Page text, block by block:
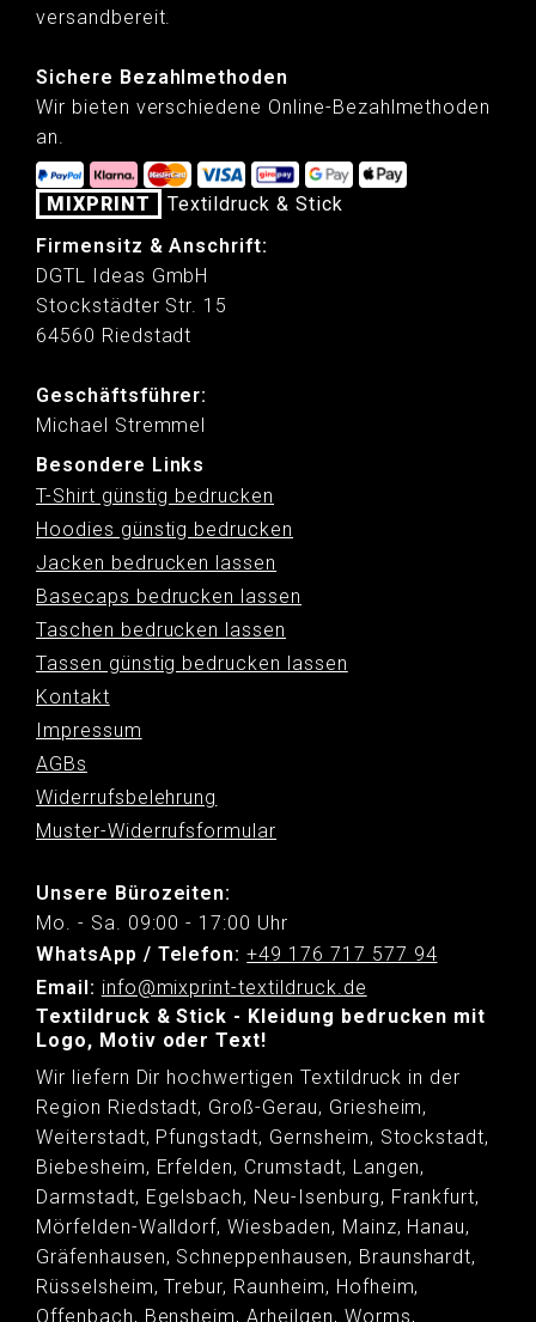
versandbereit.
Sichere Bezahlmethoden
Wir bieten verschiedene Online-Bezahlmethoden
an.
MIXPRINT
Textildruck & Stick
Firmensitz & Anschrift:
DGTL Ideas GmbH
Stockstädter Str. 15
64560 Riedstadt
Geschäftsführer:
Michael Stremmel
Besondere Links
T-Shirt günstig bedrucken
Hoodies günstig bedrucken
Jacken bedrucken lassen
Basecaps bedrucken lassen
Taschen bedrucken lassen
Tassen günstig bedrucken lassen
Kontakt
Impressum
AGBs
Widerrufsbelehrung
Muster-Widerrufsformular
Unsere Bürozeiten:
Mo. - Sa. 09:00 - 17:00 Uhr
WhatsApp / Telefon: +49 176 717 577 94
Email: info@mixprint-textildruck.de
Textildruck & Stick - Kleidung bedrucken mit
Logo, Motiv oder Text!
Wir liefern Dir hochwertigen Textildruck in der
Region Riedstadt, Groß-Gerau, Griesheim,
Weiterstadt, Pfungstadt, Gernsheim, Stockstadt,
Biebesheim, Erfelden, Crumstadt, Langen,
Darmstadt, Egelsbach, Neu-Isenburg, Frankfurt,
Mörfelden-Walldorf, Wiesbaden, Mainz, Hanau,
Gräfenhausen, Schneppenhausen, Braunshardt,
Rüsselsheim, Trebur, Raunheim, Hofheim,
Offenbach, Bensheim, Arheilgen, Worms,